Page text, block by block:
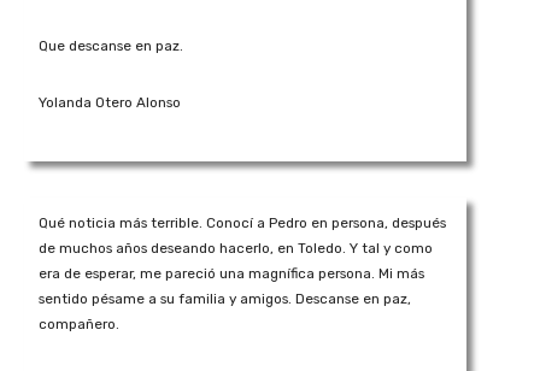
Que descanse en paz.
Yolanda Otero Alonso
Qué noticia más terrible. Conocí a Pedro en persona, después
de muchos años deseando hacerlo, en Toledo. Y tal y como
era de esperar, me pareció una magnífica persona. Mi más
sentido pésame a su familia y amigos. Descanse en paz,
compañero.